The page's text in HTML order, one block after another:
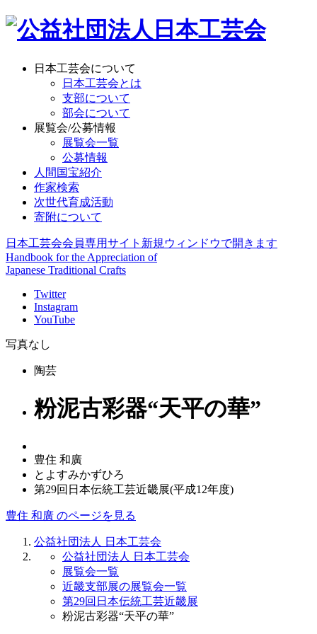
日本工芸会について
日本工芸会とは
支部について
部会について
展覧会/公募情報
展覧会一覧
公募情報
人間国宝紹介
作家検索
次世代育成活動
寄附について
日本工芸会会員専用サイト 新規ウィンドウで開きます
Handbook for the Appreciation of
Japanese Traditional Crafts
Twitter
Instagram
YouTube
写真なし
陶芸
粉泥古彩器“天平の華”
豊住 和廣
とよすみかずひろ
第29回日本伝統工芸近畿展(平成12年度)
豊住 和廣 のページを見る
公益社団法人 日本工芸会
公益社団法人 日本工芸会
展覧会一覧
近畿支部展の展覧会一覧
第29回日本伝統工芸近畿展
粉泥古彩器“天平の華”